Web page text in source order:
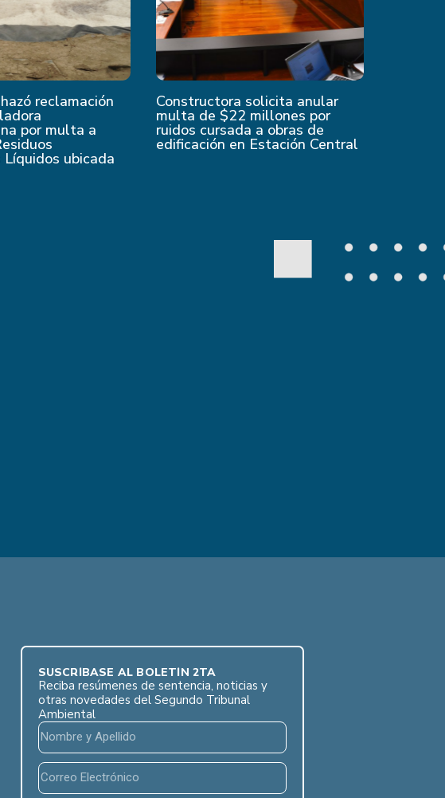
reclamación
por multa a
ubicada
Constructora solicita anular
multa de $22 millones por
ruidos cursada a obras de
edificación en Estación Central
SUSCRÍBASE AL BOLETÍN 2TA
Reciba resúmenes de sentencia, noticias y
otras novedades del Segundo Tribunal
Ambiental